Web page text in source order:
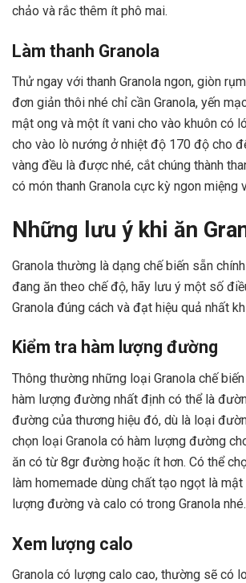
chảo và rắc thêm ít phô mai.
Làm thanh Granola
Thử ngay với thanh Granola ngon, giòn
đơn giản thôi nhé chỉ cần Granola, yến
mật ong và một ít vani cho vào khuôn có
cho vào lò nướng ở nhiệt độ 170 độ cho
vàng đều là được nhé, cắt chúng thành
có món thanh Granola cực kỳ ngon miệng
Những lưu ý khi ăn
Granola thường là dạng chế biến sẵn
đang ăn theo chế độ, hãy lưu ý một số
Granola đúng cách và đạt hiệu quả nhất
Kiểm tra hàm lượng đường
Thông thường những loại Granola chế
hàm lượng đường nhất định có thể là
đường của thương hiệu đó, dù là loại
chọn loại Granola có hàm lượng đường
ăn có từ 8gr đường hoặc ít hơn. Có thể
làm homemade dùng chất tạo ngọt là
lượng đường và calo có trong Granola nhé.
Xem lượng calo
Granola có lượng calo cao, thường sẽ có